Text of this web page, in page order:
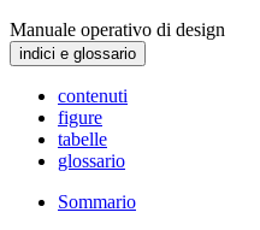
Manuale operativo di design
indici e glossario
contenuti
figure
tabelle
glossario
Sommario